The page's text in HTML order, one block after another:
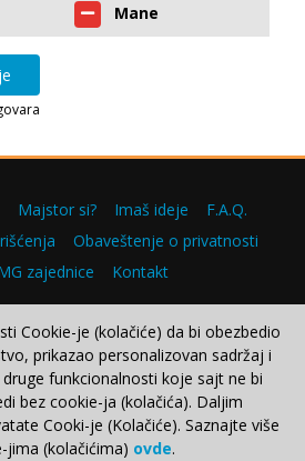
Mane
Majstor si? Imaš ideje
F.A.Q.
Obaveštenje o privatnosti
zajednice
Kontakt
© 2000–2026.
Cookie-je (kolačiće) da bi obezbedio
prikazao personalizovan sadržaj i
funkcionalnosti koje sajt ne bi
bez cookie-ja (kolačića). Daljim
Cooki-je (Kolačiće). Saznajte više
jima (kolačićima) ovde.